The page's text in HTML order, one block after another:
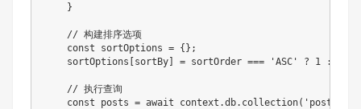
}
// 构建排序选项
const sortOptions = {} ;
    sortOptions
[sortBy] = sortOrder === 'ASC' ? 1 :
// 执行查询
const posts = await context .db. collection( 'posts'